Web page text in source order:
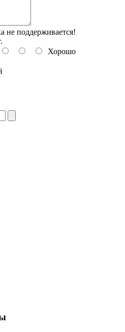
не поддерживается!
Хорошо